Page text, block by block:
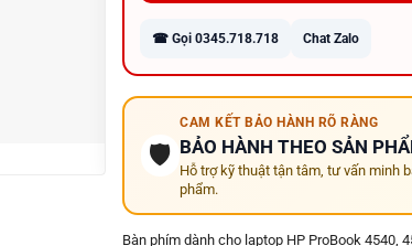
⚡ Hỗ trợ thay lấy liền nhiều dòng Dell,
🚚 Miễn phí giao hàng toàn quốc –
Quảng Ngãi
☎ Gọi 0345.718.718 Chat Zalo
🛡️
CAM KẾT BẢO HÀNH RÕ RÀNG
BẢO HÀNH THEO SẢN
Hỗ trợ kỹ thuật tận tâm, tư vấn minh
phẩm.
Bàn phím dành cho laptop HP ProBook 4540,